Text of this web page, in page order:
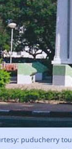
puducherry